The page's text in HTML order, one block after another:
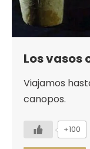
Los vasos
Viajamos
canopos.
+100